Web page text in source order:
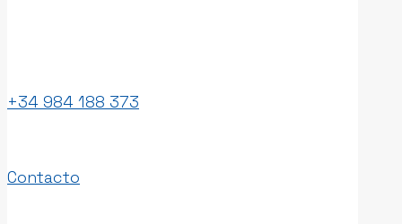
+34 984 188 373
Contacto